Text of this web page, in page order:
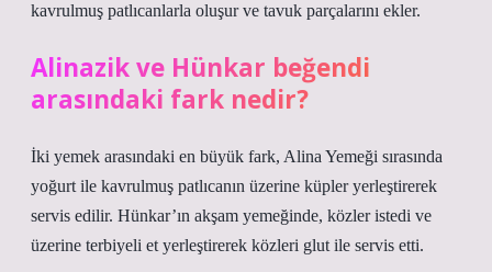
kavrulmuş patlıcanlarla oluşur ve tavuk parçalarını ekler.
Alinazik ve Hünkar beğendi
arasındaki fark nedir?
İki yemek arasındaki en büyük fark, Alina Yemeği sırasında
yoğurt ile kavrulmuş patlıcanın üzerine küpler yerleştirerek
servis edilir. Hünkar’ın akşam yemeğinde, közler istedi ve
üzerine terbiyeli et yerleştirerek közleri glut ile servis etti.